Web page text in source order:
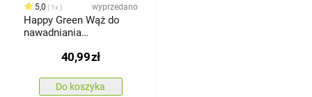
5,0 1x wyprzedano
Happy Green Wąż do
nawadniania
40,99zł
Do koszyka